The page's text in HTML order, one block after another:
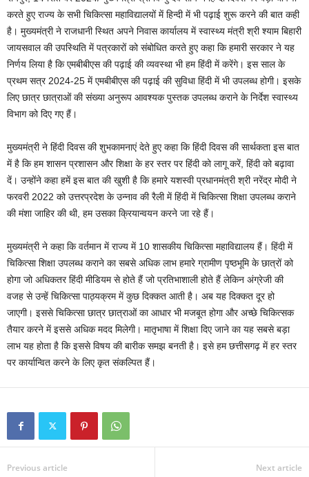
करते हुए राज्य के सभी चिकित्सा महाविद्यालयों में हिन्दी में भी पढ़ाई शुरू करने की बात कही
है। मुख्यमंत्री ने राजधानी स्थित अपने निवास कार्यालय में स्वास्थ्य मंत्री श्री श्याम बिहारी
जायसवाल की उपस्थिति में पत्रकारों को संबोधित करते हुए कहा कि हमारी सरकार ने यह
निर्णय लिया है कि एमबीबीएस की पढ़ाई की व्यवस्था भी हम हिंदी में करेंगे। इस साल के
प्रथम सत्र 2024-25 में एमबीबीएस की पढ़ाई की सुविधा हिंदी में भी उपलब्ध होगी। इसके
लिए छात्र छात्राओं की संख्या अनुरूप आवश्यक पुस्तक उपलब्ध कराने के निर्देश स्वास्थ्य
विभाग को दिए गए हैं।
मुख्यमंत्री ने हिंदी दिवस की शुभकामनाएं देते हुए कहा कि हिंदी दिवस की सार्थकता इस बात
में है कि हम शासन प्रशासन और शिक्षा के हर स्तर पर हिंदी को लागू करें, हिंदी को बढ़ावा
दें। उन्होंने कहा हमें इस बात की खुशी है कि हमारे यशस्वी प्रधानमंत्री श्री नरेंद्र मोदी ने
फरवरी 2022 को उत्तरप्रदेश के उन्नाव की रैली में हिंदी में चिकित्सा शिक्षा उपलब्ध कराने
की मंशा जाहिर की थी, हम उसका क्रियान्वयन करने जा रहे हैं।
मुख्यमंत्री ने कहा कि वर्तमान में राज्य में 10 शासकीय चिकित्सा महाविद्यालय हैं। हिंदी में
चिकित्सा शिक्षा उपलब्ध कराने का सबसे अधिक लाभ हमारे ग्रामीण पृष्ठभूमि के छात्रों को
होगा जो अधिकतर हिंदी मीडियम से होते हैं जो प्रतिभाशाली होते हैं लेकिन अंग्रेजी की
वजह से उन्हें चिकित्सा पाठ्यक्रम में कुछ दिक्कत आती है। अब यह दिक्कत दूर हो
जाएगी। इससे चिकित्सा छात्र छात्राओं का आधार भी मजबूत होगा और अच्छे चिकित्सक
तैयार करने में इससे अधिक मदद मिलेगी। मातृभाषा में शिक्षा दिए जाने का यह सबसे बड़ा
लाभ यह होता है कि इससे विषय की बारीक समझ बनती है। इसे हम छत्तीसगढ़ में हर स्तर
पर कार्यान्वित करने के लिए कृत संकल्पित हैं।
Previous article Next article